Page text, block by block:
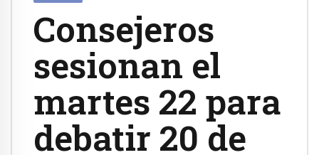
Consejeros
sesionan el
martes 22 para
debatir 20 de